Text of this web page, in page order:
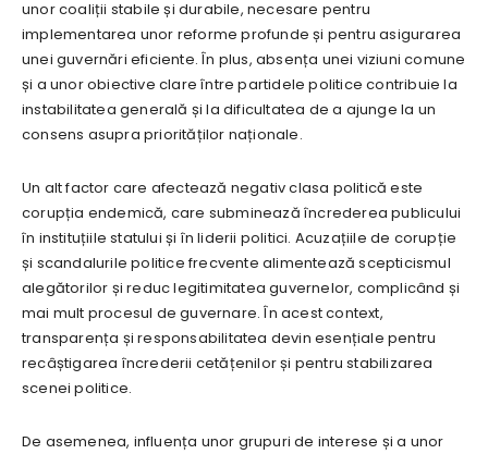
unor coaliții stabile și durabile, necesare pentru
implementarea unor reforme profunde și pentru asigurarea
unei guvernări eficiente. În plus, absența unei viziuni comune
și a unor obiective clare între partidele politice contribuie la
instabilitatea generală și la dificultatea de a ajunge la un
consens asupra priorităților naționale.
Un alt factor care afectează negativ clasa politică este
corupția endemică, care subminează încrederea publicului
în instituțiile statului și în liderii politici. Acuzațiile de corupție
și scandalurile politice frecvente alimentează scepticismul
alegătorilor și reduc legitimitatea guvernelor, complicând și
mai mult procesul de guvernare. În acest context,
transparența și responsabilitatea devin esențiale pentru
recâștigarea încrederii cetățenilor și pentru stabilizarea
scenei politice.
De asemenea, influența unor grupuri de interese și a unor